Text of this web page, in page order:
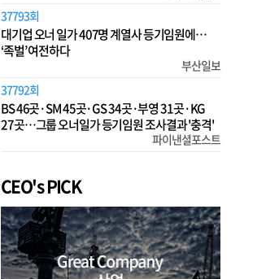
37793회
대기업 오너 일가 407명 계열사 등기임원에…
‘족벌’ 여전하다
부산일보
37792회
BS 46곳·SM 45곳·GS 34곳·부영 31곳·KG
27곳…그룹 오너일가 등기임원 조사결과 '충격'
파이낸셜포스트
CEO's PICK